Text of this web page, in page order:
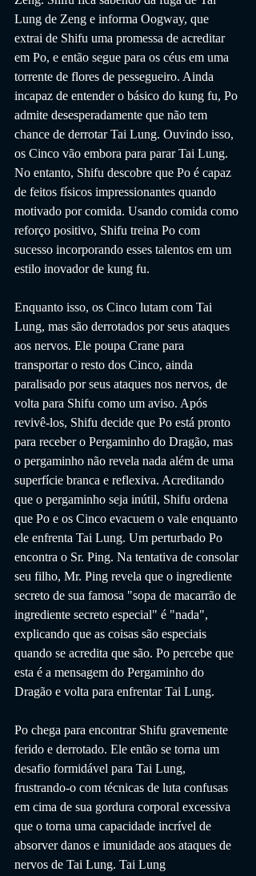
Lung de Zeng e informa Oogway, que
extrai de Shifu uma promessa de acreditar
em Po, e então segue para os céus em uma
torrente de flores de pessegueiro. Ainda
incapaz de entender o básico do kung fu, Po
admite desesperadamente que não tem
chance de derrotar Tai Lung. Ouvindo isso,
os Cinco vão embora para parar Tai Lung.
No entanto, Shifu descobre que Po é capaz
de feitos físicos impressionantes quando
motivado por comida. Usando comida como
reforço positivo, Shifu treina Po com
sucesso incorporando esses talentos em um
estilo inovador de kung fu.
Enquanto isso, os Cinco lutam com Tai
Lung, mas são derrotados por seus ataques
aos nervos. Ele poupa Crane para
transportar o resto dos Cinco, ainda
paralisado por seus ataques nos nervos, de
volta para Shifu como um aviso. Após
revivê-los, Shifu decide que Po está pronto
para receber o Pergaminho do Dragão, mas
o pergaminho não revela nada além de uma
superfície branca e reflexiva. Acreditando
que o pergaminho seja inútil, Shifu ordena
que Po e os Cinco evacuem o vale enquanto
ele enfrenta Tai Lung. Um perturbado Po
encontra o Sr. Ping. Na tentativa de consolar
seu filho, Mr. Ping revela que o ingrediente
secreto de sua famosa "sopa de macarrão de
ingrediente secreto especial" é "nada",
explicando que as coisas são especiais
quando se acredita que são. Po percebe que
esta é a mensagem do Pergaminho do
Dragão e volta para enfrentar Tai Lung.
Po chega para encontrar Shifu gravemente
ferido e derrotado. Ele então se torna um
desafio formidável para Tai Lung,
frustrando-o com técnicas de luta confusas
em cima de sua gordura corporal excessiva
que o torna uma capacidade incrível de
absorver danos e imunidade aos ataques de
nervos de Tai Lung. Tai Lung